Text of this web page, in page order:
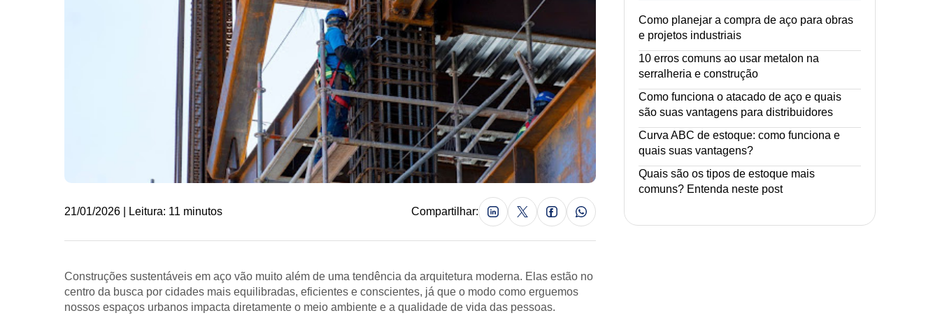
21/01/2026 | Leitura: 11 minutos Compartilhar:
Construções sustentáveis em aço vão muito além de uma tendência da arquitetura moderna. Elas estão no
centro da busca por cidades mais equilibradas, eficientes e conscientes, já que o modo como erguemos
nossos espaços urbanos impacta diretamente o meio ambiente e a qualidade de vida das pessoas.
Como planejar a compra de aço para obras
e projetos industriais
10 erros comuns ao usar metalon na
serralheria e construção
Como funciona o atacado de aço e quais
são suas vantagens para distribuidores
Curva ABC de estoque: como funciona e
quais suas vantagens?
Quais são os tipos de estoque mais
comuns? Entenda neste post